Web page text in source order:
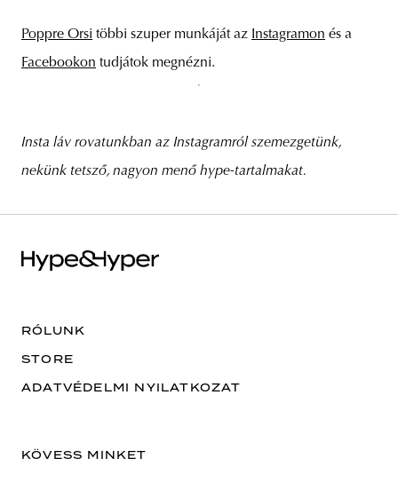
Poppre Orsi többi szuper munkáját az Instagramon és a
Facebookon tudjátok megnézni.
Insta láv rovatunkban az Instagramról szemezgetünk,
nekünk tetsző, nagyon menő hype-tartalmakat.
RÓLUNK
STORE
ADATVÉDELMI NYILATKOZAT
KÖVESS MINKET